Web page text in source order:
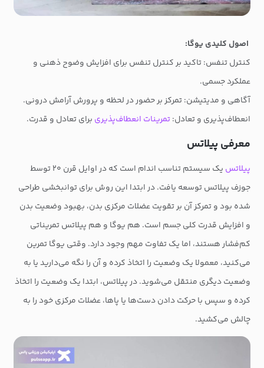
اصول کلیدی یوگا:
کنترل تنفس: تاکید بر کنترل تنفس برای افزایش وضوح ذهنی و
عملکرد جسمی.
آگاهی و مدیتیشن: تمرکز بر حضور در لحظه و پرورش آرامش درونی.
انعطاف‌پذیری و تعادل:تمرینات انعطاف‌پذیری برای تعادل و قدرت.
معرفی پیلاتس
پیلاتس
یک سیستم تناسب اندام است که در اوایل قرن ۲۰ توسط
جوزف پیلاتس توسعه یافت. در ابتدا این روش برای توانبخشی طراحی
شده بود و تمرکز آن بر تقویت عضلات مرکزی بدن، بهبود وضعیت بدن
و افزایش قدرت کلی جسم است. هم یوگا و هم پیلاتس تمریناتی
کم‌فشار هستند، اما یک تفاوت مهم وجود دارد. وقتی یوگا تمرین
می‌کنید، معمولا یک وضعیت را اتخاذ کرده و آن را نگه می‌دارید یا به
وضعیت دیگری منتقل می‌شوید. در پیلاتس، ابتدا یک وضعیت را اتخاذ
کرده و سپس با حرکت دادن دست‌ها یا پاها، عضلات مرکزی خود را به
چالش می‌کشید.